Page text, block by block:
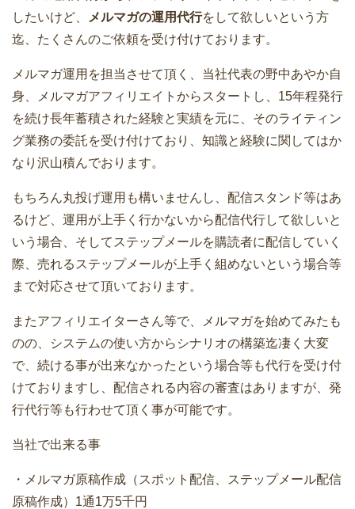
したいけど、
メルマガの運用代行をして欲しいという方
迄、たくさんのご依頼を受け付けております。
メルマガ運用を担当させて頂く、当社代表の野中あやか自
身、メルマガアフィリエイトからスタートし、15年程発行
を続け長年蓄積された経験と実績を元に、そのライティン
グ業務の委託を受け付けており、知識と経験に関してはか
なり沢山積んでおります。
もちろん丸投げ運用も構いませんし、配信スタンド等はあ
るけど、運用が上手く行かないから配信代行して欲しいと
いう場合、そしてステップメールを購読者に配信していく
際、売れるステップメールが上手く組めないという場合等
まで対応させて頂いております。
またアフィリエイターさん等で、メルマガを始めてみたも
のの、システムの使い方からシナリオの構築迄凄く大変
で、続ける事が出来なかったという場合等も代行を受け付
けておりますし、配信される内容の審査はありますが、発
行代行等も行わせて頂く事が可能です。
当社で出来る事
・メルマガ原稿作成（スポット配信、ステップメール配信
原稿作成）1通1万5千円